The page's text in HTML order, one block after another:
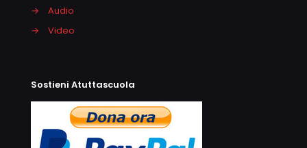
→
Audio
→
Video
Sostieni Atuttascuola